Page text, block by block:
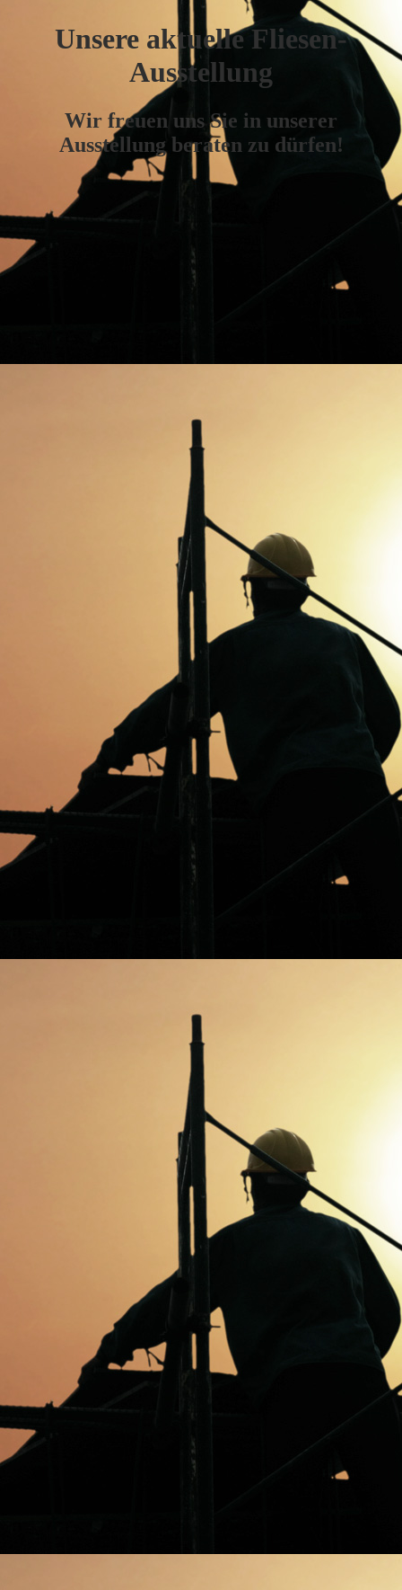
Unsere aktuelle Fliesen-
Ausstellung
Wir freuen uns Sie in unserer
Ausstellung beraten zu dürfen!